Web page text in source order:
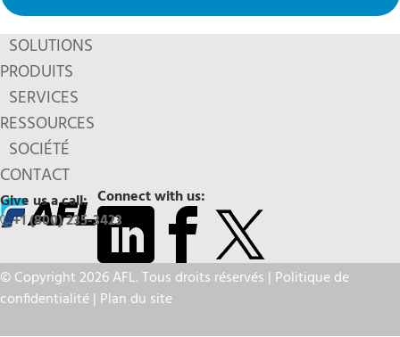
SOLUTIONS
PRODUITS
SERVICES
RESSOURCES
SOCIÉTÉ
CONTACT
Connect with us:
Give us a call:
+1 (800) 235-3423
© Copyright 2026 AFL. Tous droits réservés | Politique de
confidentialité| Plan du site